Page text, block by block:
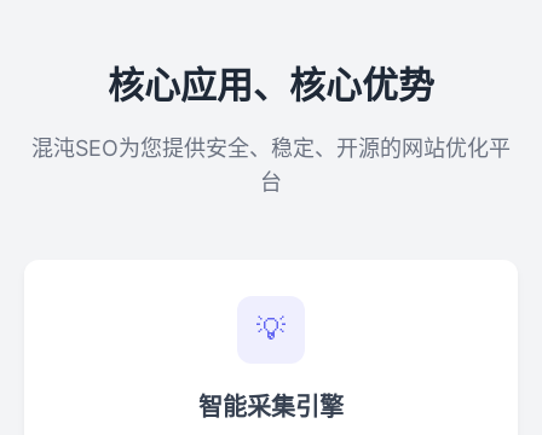
核心应用、核心优势
混沌SEO为您提供安全、稳定、开源的网站优化平
台
💡
智能采集引擎